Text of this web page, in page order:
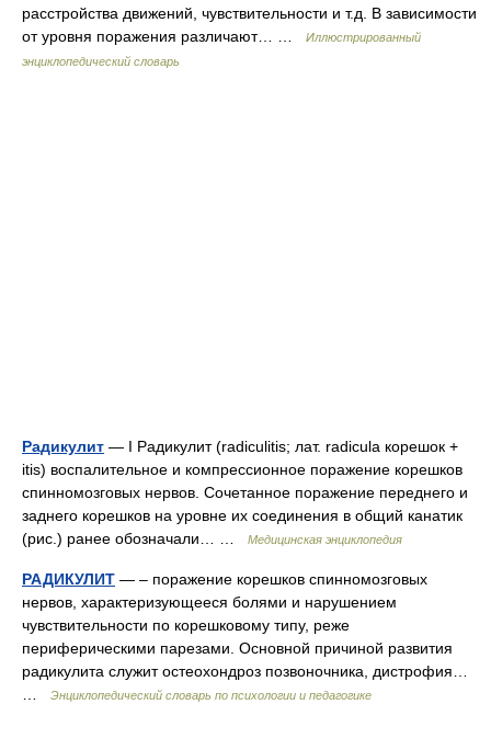
расстройства движений, чувствительности и т.д. В зависимости
от уровня поражения различают… …
Иллюстрированный
энциклопедический словарь
Радикулит — I Радикулит (radiculitis; лат. radicula корешок +
itis) воспалительное и компрессионное поражение корешков
спинномозговых нервов. Сочетанное поражение переднего и
заднего корешков на уровне их соединения в общий канатик
(рис.) ранее обозначали… …
Медицинская энциклопедия
РАДИКУЛИТ — – поражение корешков спинномозговых
нервов, характеризующееся болями и нарушением
чувствительности по корешковому типу, реже
периферическими парезами. Основной причиной развития
радикулита служит остеохондроз позвоночника, дистрофия…
Энциклопедический словарь по психологии и педагогике